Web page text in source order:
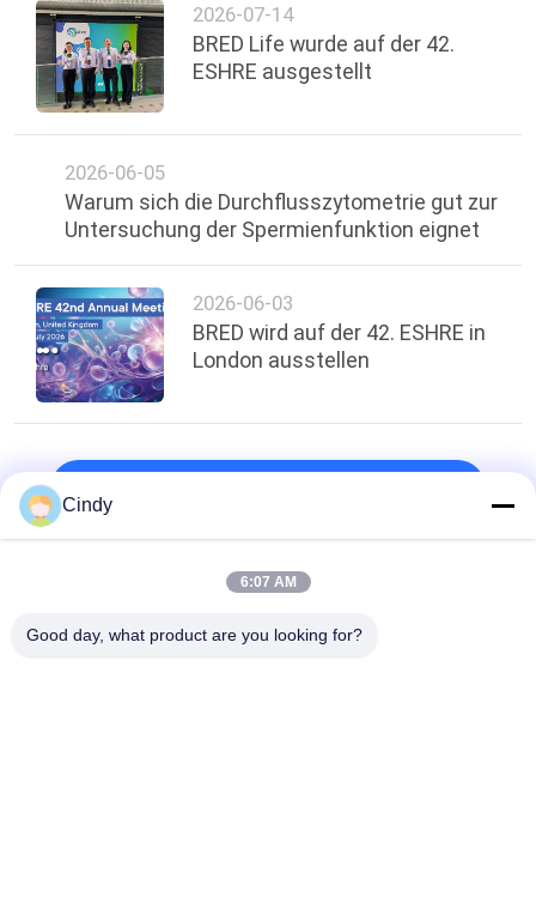
2026-07-14
BRED Life wurde auf der 42.
ESHRE ausgestellt
2026-06-05
Warum sich die Durchflusszytometrie gut zur
Untersuchung der Spermienfunktion eignet
2026-06-03
BRED wird auf der 42. ESHRE in
London ausstellen
Beliebte Kategorien
Cindy
6:07 AM
Good day, what product are you looking for?